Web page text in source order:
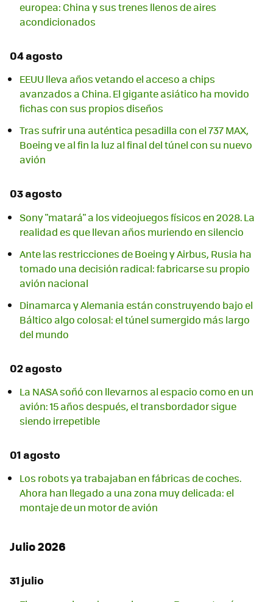
europea: China y sus trenes llenos de aires
acondicionados
04 agosto
EEUU lleva años vetando el acceso a chips
avanzados a China. El gigante asiático ha movido
fichas con sus propios diseños
Tras sufrir una auténtica pesadilla con el 737 MAX,
Boeing ve al fin la luz al final del túnel con su nuevo
avión
03 agosto
Sony "matará" a los videojuegos físicos en 2028. La
realidad es que llevan años muriendo en silencio
Ante las restricciones de Boeing y Airbus, Rusia ha
tomado una decisión radical: fabricarse su propio
avión nacional
Dinamarca y Alemania están construyendo bajo el
Báltico algo colosal: el túnel sumergido más largo
del mundo
02 agosto
La NASA soñó con llevarnos al espacio como en un
avión: 15 años después, el transbordador sigue
siendo irrepetible
01 agosto
Los robots ya trabajaban en fábricas de coches.
Ahora han llegado a una zona muy delicada: el
montaje de un motor de avión
Julio 2026
31 julio